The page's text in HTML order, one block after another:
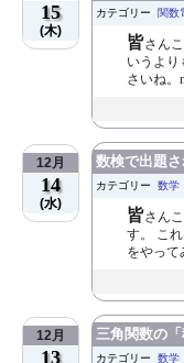
15
(木)
カテゴリー 関数
皆さん
いうより
さいね。
12月
14
(水)
数検で出題
カテゴリー 数学
皆さん
す。 こ
をやって
12月
13
三角関数の
カテゴリー 数学